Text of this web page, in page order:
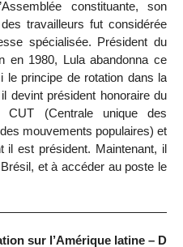
constituante, son
travailleurs fut considérée
spécialisée. Président du
en 1980, Lula abandonna ce
le principe de rotation dans la
devint président honoraire du
(Centrale unique des
mouvements populaires) et
il est président. Maintenant, il
et à accéder au poste le
sur l’Amérique latine – D